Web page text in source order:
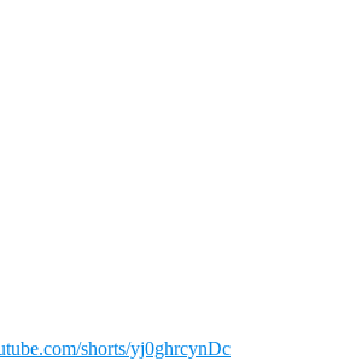
shorts/yj0ghrcynDc